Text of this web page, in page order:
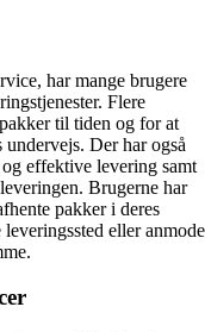
har mange brugere
Flere
til tiden og for at
Der har også
effektive levering samt
Brugerne har
pakker i deres
eller anmode